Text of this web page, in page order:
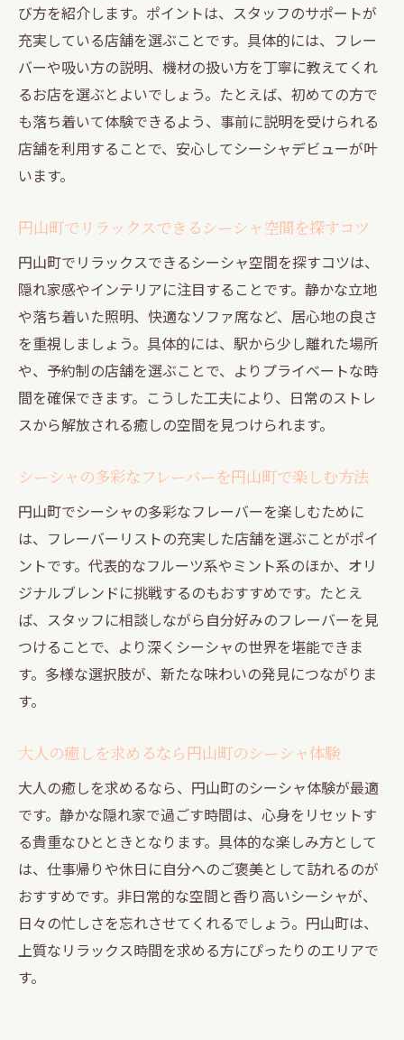
び方を紹介します。ポイントは、スタッフのサポートが
充実している店舗を選ぶことです。具体的には、フレー
バーや吸い方の説明、機材の扱い方を丁寧に教えてくれ
るお店を選ぶとよいでしょう。たとえば、初めての方で
も落ち着いて体験できるよう、事前に説明を受けられる
店舗を利用することで、安心してシーシャデビューが叶
います。
円山町でリラックスできるシーシャ空間を探すコツ
円山町でリラックスできるシーシャ空間を探すコツは、
隠れ家感やインテリアに注目することです。静かな立地
や落ち着いた照明、快適なソファ席など、居心地の良さ
を重視しましょう。具体的には、駅から少し離れた場所
や、予約制の店舗を選ぶことで、よりプライベートな時
間を確保できます。こうした工夫により、日常のストレ
スから解放される癒しの空間を見つけられます。
シーシャの多彩なフレーバーを円山町で楽しむ方法
円山町でシーシャの多彩なフレーバーを楽しむために
は、フレーバーリストの充実した店舗を選ぶことがポイ
ントです。代表的なフルーツ系やミント系のほか、オリ
ジナルブレンドに挑戦するのもおすすめです。たとえ
ば、スタッフに相談しながら自分好みのフレーバーを見
つけることで、より深くシーシャの世界を堪能できま
す。多様な選択肢が、新たな味わいの発見につながりま
す。
大人の癒しを求めるなら円山町のシーシャ体験
大人の癒しを求めるなら、円山町のシーシャ体験が最適
です。静かな隠れ家で過ごす時間は、心身をリセットす
る貴重なひとときとなります。具体的な楽しみ方として
は、仕事帰りや休日に自分へのご褒美として訪れるのが
おすすめです。非日常的な空間と香り高いシーシャが、
日々の忙しさを忘れさせてくれるでしょう。円山町は、
上質なリラックス時間を求める方にぴったりのエリアで
す。